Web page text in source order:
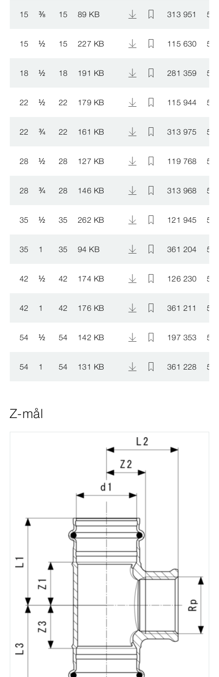
15 ⅜ 15 89 KB 313 951
15 ½ 15 227 KB 115 630
18 ½ 18 191 KB 281 359
22 ½ 22 179 KB 115 944
22 ¾ 22 161 KB 313 975
28 ½ 28 127 KB 119 768
28 ¾ 28 146 KB 313 968
35 ½ 35 262 KB 121 945
35 1 35 94 KB 361 204
42 ½ 42 174 KB 126 230
42 1 42 176 KB 361 211
54 ½ 54 142 KB 197 353
54 1 54 131 KB 361 228
Z-mål